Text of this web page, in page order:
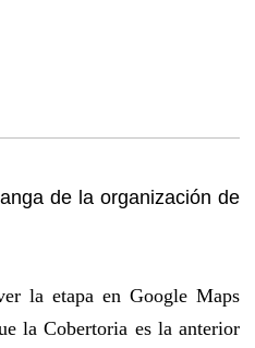
de la organización de
la etapa en Google Maps
la Cobertoria es la anterior